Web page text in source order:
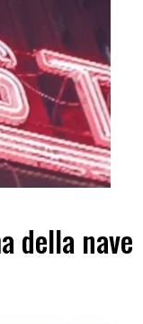
della nave